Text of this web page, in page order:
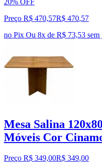
20% OFF
Preço R$ 470,57R$ 470,57
no Pix Ou 8x de R$ 73,53 sem
Mesa Salina
Móveis Cor
Preço R$ 349,00R$ 349,00